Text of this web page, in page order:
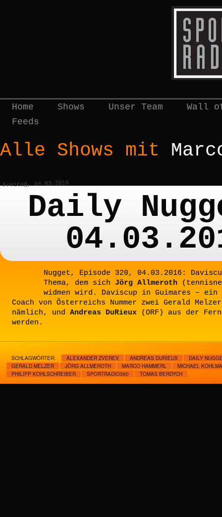
Home Shows Unser Team
Wall
Feeds
Alle Shows mit
Freitag, 04.03.2016
Daily
Nugget, Episode 320, 04.03.2016:
Thema, dem sich Jörg Allmeroth
widmen wird. Daviscup in Guimares – ein
Coach von Österreichs Nummer zwei Gerald
nämlich, und Andreas DuRieux (ORF) aus der
werden.
SCHLAGWÖRTER: ALEXANDER ZVEREV ANDREAS DURIEUX
DAILY
GERALD MELZER
JÖRG ALLMEROTH MARCO HAMMERL
MICHAEL
PHILIPP KOHLSCHREIBER
SPORTRADIO360 TOMAS BERDYCH